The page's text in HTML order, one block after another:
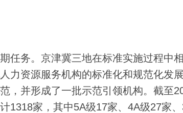
务。京津冀三地在标准实施过程中
力资源服务机构的标准化和规范化发展
，并形成了一批示范引领机构。截至
1318家，其中5A级17家、4A级27家